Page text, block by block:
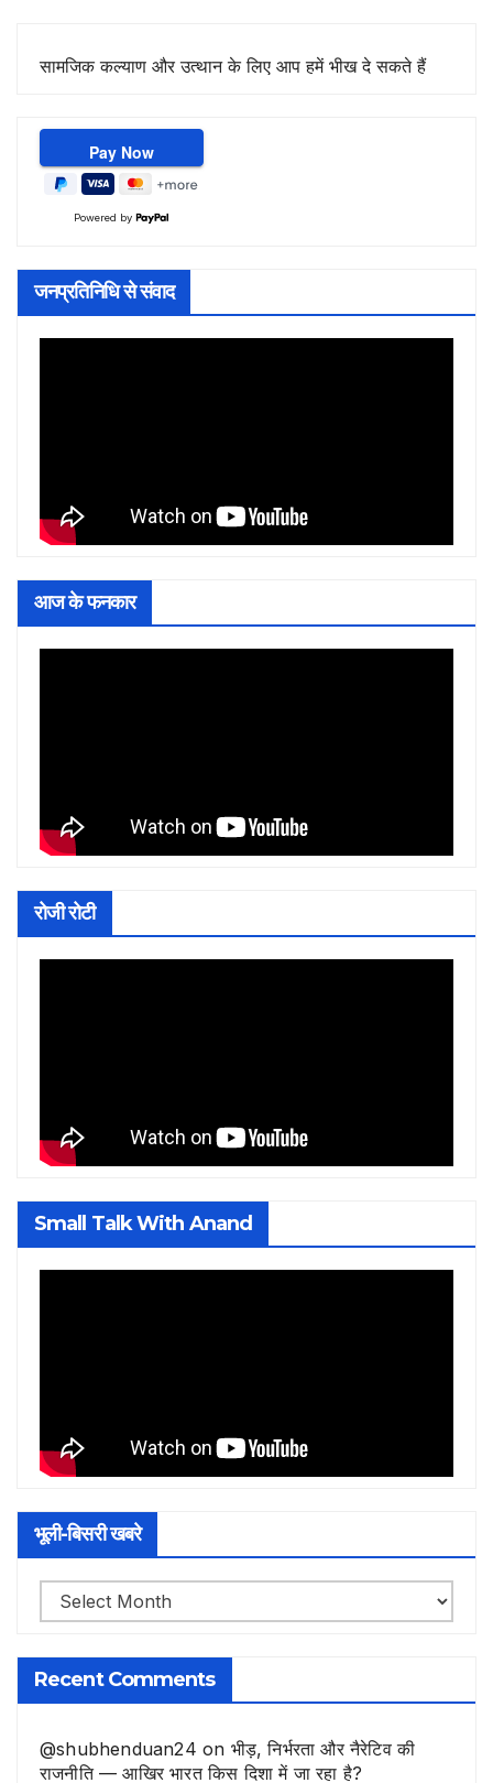
सामजिक कल्याण और उत्थान के लिए आप हमें भीख दे सकते हैं
Powered by
जनप्रतिनिधि से संवाद
आज के फनकार
रोजी रोटी
Small Talk With Anand
भूली-बिसरी खबरे
भूली-
बिसरी
खबरे
Recent Comments
@shubhenduan24 on भीड़, निर्भरता और नैरेटिव की
राजनीति — आखिर भारत किस दिशा में जा रहा है?